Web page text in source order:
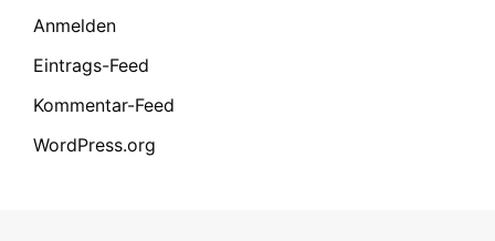
Anmelden
Eintrags-Feed
Kommentar-Feed
WordPress.org